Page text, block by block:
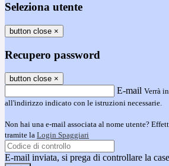
Seleziona utente
button close ×
Recupero password
button close ×
E-mail Verrà
all'indirizzo indicato con le istruzioni necessarie.
Non hai una e-mail associata al nome utente?
tramite la Login Spaggiari
E-mail inviata, si prega di controllare la